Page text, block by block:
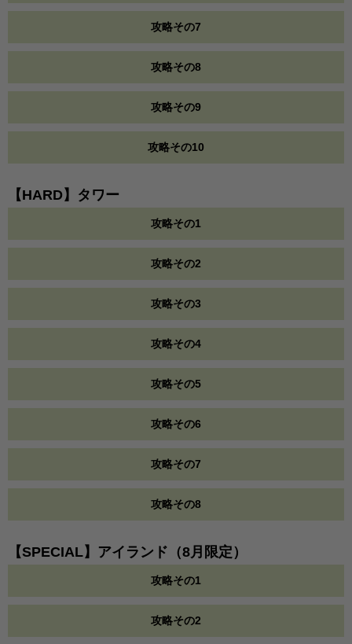
攻略その7
攻略その8
攻略その9
攻略その10
【HARD】タワー
攻略その1
攻略その2
攻略その3
攻略その4
攻略その5
攻略その6
攻略その7
攻略その8
【SPECIAL】アイランド（8月限定）
攻略その1
攻略その2